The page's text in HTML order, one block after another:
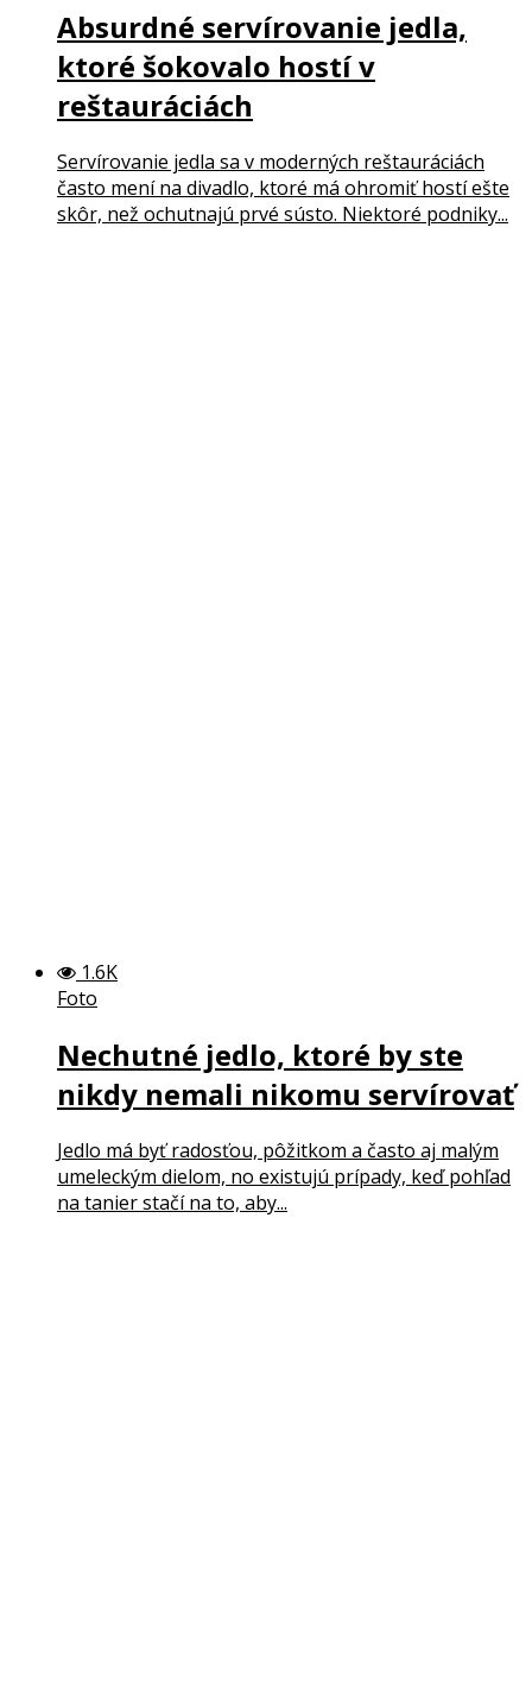
Absurdné servírovanie jedla,
ktoré šokovalo hostí v
reštauráciách
Servírovanie jedla sa v moderných reštauráciách
často mení na divadlo, ktoré má ohromiť hostí ešte
skôr, než ochutnajú prvé sústo. Niektoré podniky...
1.6K
Foto
Nechutné jedlo, ktoré by ste
nikdy nemali nikomu servírovať
Jedlo má byť radosťou, pôžitkom a často aj malým
umeleckým dielom, no existujú prípady, keď pohľad
na tanier stačí na to, aby...